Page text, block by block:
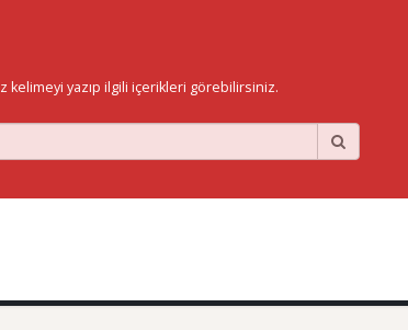
kelimeyi yazıp ilgili içerikleri görebilirsiniz.